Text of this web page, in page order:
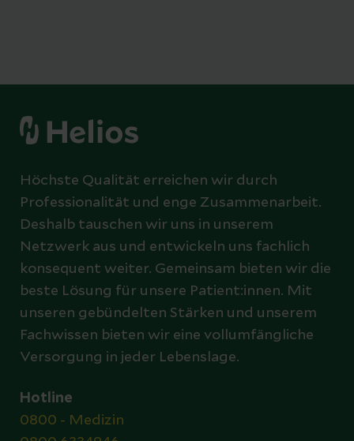
Höchste Qualität erreichen wir durch
Professionalität und enge Zusammenarbeit.
Deshalb tauschen wir uns in unserem
Netzwerk aus und entwickeln uns fachlich
konsequent weiter. Gemeinsam bieten wir die
beste Lösung für unsere Patient:innen. Mit
unseren gebündelten Stärken und unserem
Fachwissen bieten wir eine vollumfängliche
Versorgung in jeder Lebenslage.
Hotline
0800 - Medizin